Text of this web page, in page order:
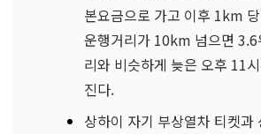
본요금으로 가고 이후 1km
운행거리가 10km 넘으면 3.6
리와 비슷하게 늦은 오후 11
진다.
상하이 자기 부상열차 티켓과